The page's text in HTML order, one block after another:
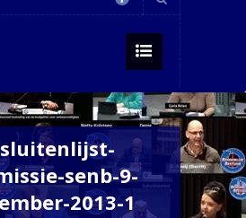
senb-9-
2013-1